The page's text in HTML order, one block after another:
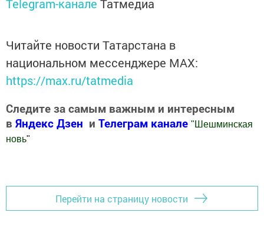
Telegram-канале Татмедиа
Читайте новости Татарстана в
национальном мессенджере MАХ:
https://max.ru/tatmedia
Следите за самым важным и интересным
в Яндекс Дзен и Телеграм канале " Шешминская
новь"
Перейти на страницу новости